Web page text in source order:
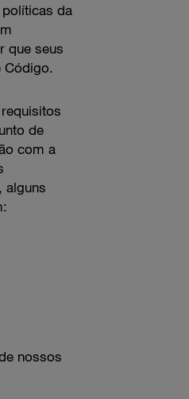
políticas da
que seus
Código.
de
com a
alguns
nossos